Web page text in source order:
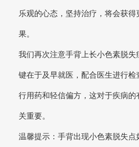
乐观的心态，坚持治疗，将会获得
果。
我们再次注意手背上长小色素脱失
键在于及早就医，配合医生进行检
行用药和轻信偏方，这对于疾病的
关重要。
温馨提示：手背出现小色素脱失点